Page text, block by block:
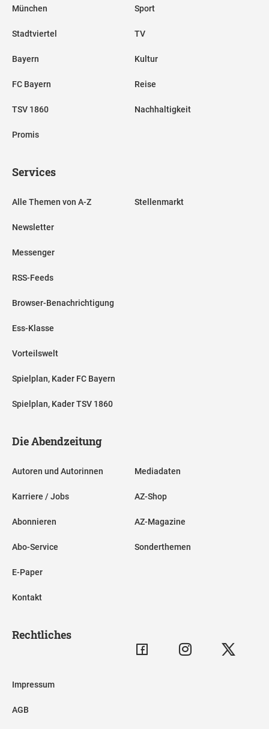
München
Stadtviertel
Bayern
FC Bayern
TSV 1860
Promis
Sport
TV
Kultur
Reise
Nachhaltigkeit
Services
Alle Themen von A-Z
Newsletter
Messenger
RSS-Feeds
Browser-Benachrichtigung
Ess-Klasse
Vorteilswelt
Spielplan, Kader FC Bayern
Spielplan, Kader TSV 1860
Stellenmarkt
Die Abendzeitung
Autoren und Autorinnen
Karriere / Jobs
Abonnieren
Abo-Service
E-Paper
Kontakt
Mediadaten
AZ-Shop
AZ-Magazine
Sonderthemen
Rechtliches
Impressum
AGB